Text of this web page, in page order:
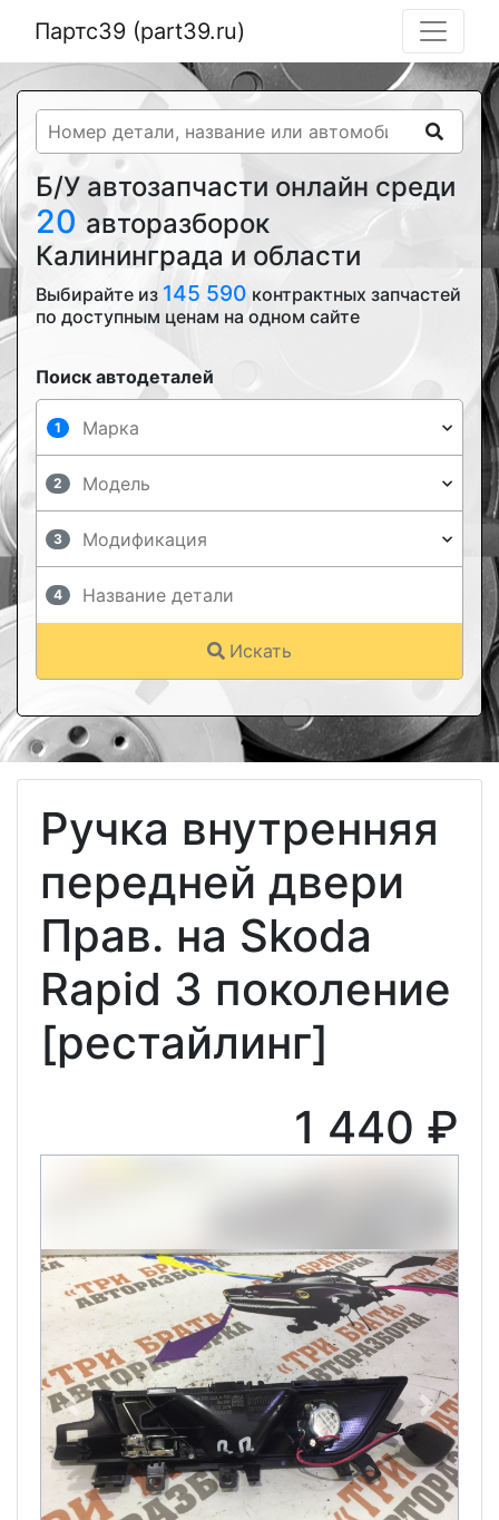
Партс39 (part39.ru)
Б/У автозапчасти онлайн среди
20 авторазборок
Калининграда и области
Выбирайте из 145 590 контрактных запчастей
по доступным ценам на одном сайте
Поиск автодеталей
1
2
3
4
Искать
Ручка внутренняя
передней двери
Прав. на Skoda
Rapid 3 поколение
[рестайлинг]
1 440 ₽
Previous Next